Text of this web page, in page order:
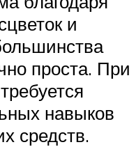
и
проста. При
навыков
средств.